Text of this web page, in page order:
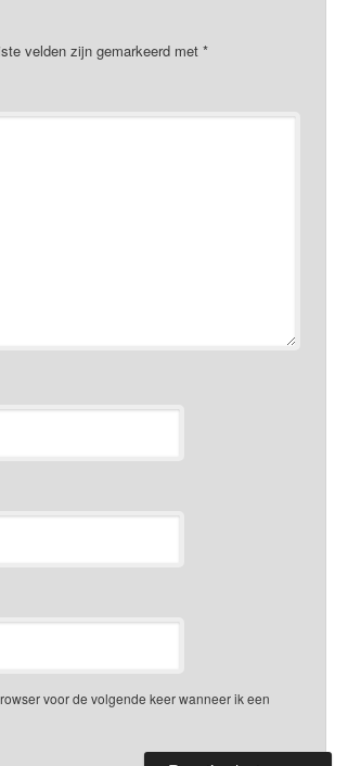
velden zijn gemarkeerd met*
voor de volgende keer wanneer ik een